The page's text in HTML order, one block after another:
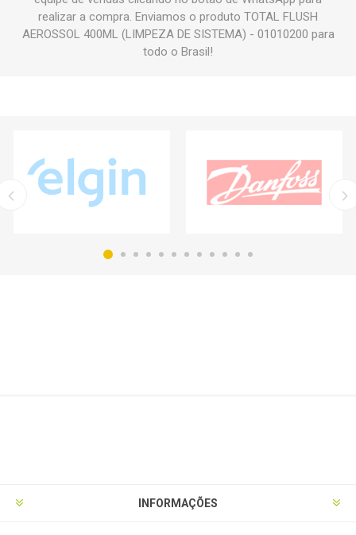
realizar a compra. Enviamos o produto TOTAL FLUSH
AEROSSOL 400ML (LIMPEZA DE SISTEMA) - 01010200 para
todo o Brasil!
INFORMAÇÕES